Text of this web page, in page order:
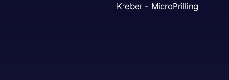
Kreber - MicroPrilling